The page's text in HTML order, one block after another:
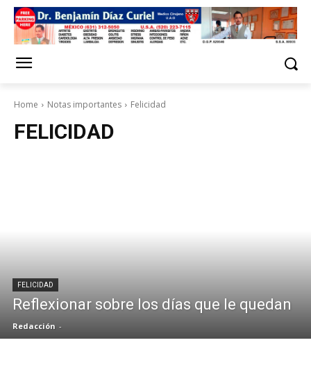
Home Notas importantes Felicidad
FELICIDAD
FELICIDAD
Reflexionar sobre los días que le quedan
Redacción -